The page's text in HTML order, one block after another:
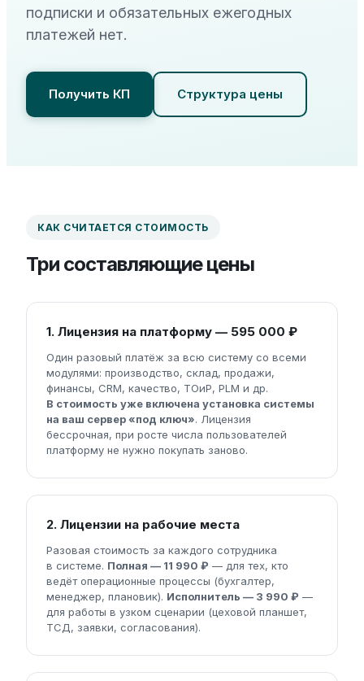
подписки и обязательных ежегодных
платежей нет.
Получить КП Структура цены
КАК СЧИТАЕТСЯ СТОИМОСТЬ
Три составляющие цены
1. Лицензия на платформу — 595 000 ₽
Один разовый платёж за всю систему со всеми
модулями: производство, склад, продажи,
финансы, CRM, качество, ТОиР, PLM и др.
В стоимость уже включена установка системы
на ваш сервер «под ключ». Лицензия
бессрочная, при росте числа пользователей
платформу не нужно покупать заново.
2. Лицензии на рабочие места
Разовая стоимость за каждого сотрудника
в системе. Полная — 11 990 ₽ — для тех, кто
ведёт операционные процессы (бухгалтер,
менеджер, плановик). Исполнитель — 3 990 ₽ —
для работы в узком сценарии (цеховой планшет,
ТСД, заявки, согласования).